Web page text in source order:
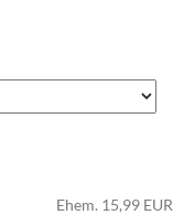
Ehem. 15,99 EUR